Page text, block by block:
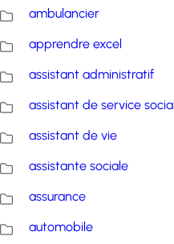
ambulancier
apprendre excel
assistant administratif
assistant de service social
assistant de vie
assistante sociale
assurance
automobile